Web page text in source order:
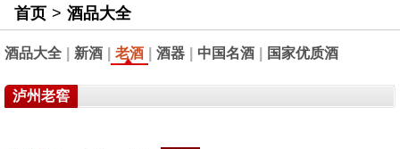
首页 > 酒品大全
酒品大全 新酒 老酒 酒器 中国名酒 国家优质酒
泸州老窖